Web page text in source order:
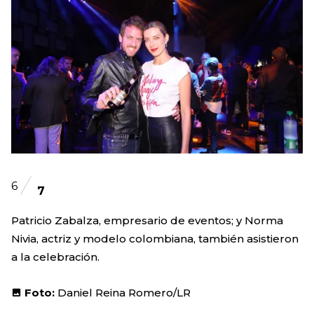
6 7
Patricio Zabalza, empresario de eventos; y Norma
Nivia, actriz y modelo colombiana, también asistieron
a la celebración.
Foto: Daniel Reina Romero/LR